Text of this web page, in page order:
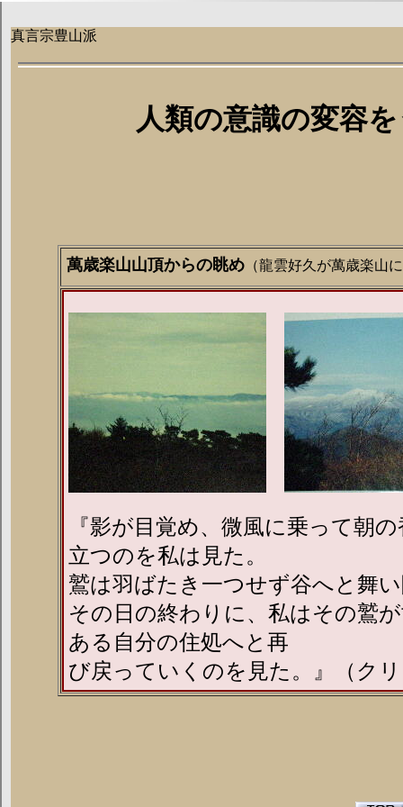
真言宗豊山派
人類の意識の変容
萬歳楽山山頂からの眺め（龍雲好久が萬歳楽山
『影が目覚め、微風に乗って朝
立つのを私は見た。
鷲は羽ばたき一つせず谷へと舞
その日の終わりに、私はその鷲
ある自分の住処へと再
び戻っていくのを見た。』（ク